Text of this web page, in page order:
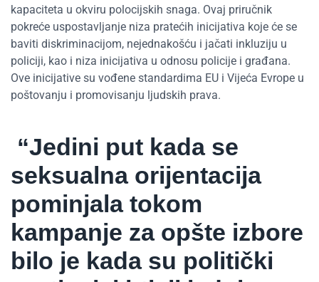
kapaciteta u okviru polocijskih snaga. Ovaj priručnik
pokreće uspostavljanje niza pratećih inicijativa koje će se
baviti diskriminacijom, nejednakošću i jačati inkluziju u
policiji, kao i niza inicijativa u odnosu policije i građana.
Ove inicijative su vođene standardima EU i Vijeća Evrope u
poštovanju i promovisanju ljudskih prava.
“Jedini put kada se
seksualna orijentacija
pominjala tokom
kampanje za opšte izbore
bilo je kada su politički